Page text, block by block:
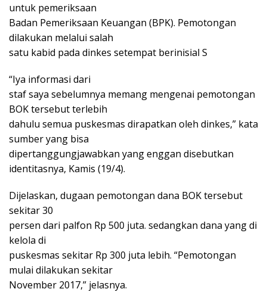
untuk pemeriksaan
Badan Pemeriksaan Keuangan (BPK). Pemotongan
dilakukan melalui salah
satu kabid pada dinkes setempat berinisial S
“Iya informasi dari
staf saya sebelumnya memang mengenai pemotongan
BOK tersebut terlebih
dahulu semua puskesmas dirapatkan oleh dinkes,” kata
sumber yang bisa
dipertanggungjawabkan yang enggan disebutkan
identitasnya, Kamis (19/4).
Dijelaskan, dugaan pemotongan dana BOK tersebut
sekitar 30
persen dari palfon Rp 500 juta. sedangkan dana yang di
kelola di
puskesmas sekitar Rp 300 juta lebih. “Pemotongan
mulai dilakukan sekitar
November 2017,” jelasnya.